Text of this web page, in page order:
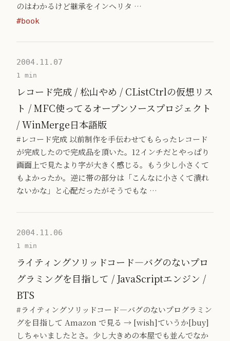
のはわかるけど継承をインヘリタ …
#book
2004.11.07
1 min
レコード完成 / 松山やめ / CListCtrlの仮想リス
ト / MFC使ってるオープンソースプロジェクト
/ WinMerge日本語版
#レコード完成 以前制作を手伝わせてもらったレコード
が完成したので完成品を頂いた。12インチだとやっぱり
画面上で見たより字が大きく感じる。もう少し小さくて
もよかったか。逆に帯の部分は「こんなに小さくて潰れ
ないかな」と心配だったがそうでもな …
2004.11.06
1 min
ライティングソリッドコード―バグのないプロ
グラミングを目指して / JavaScriptエンジン /
BTS
#ライティングソリッドコード―バグのないプログラミン
グを目指して Amazon で見る → [wish]ていうか[buy]
しちゃいましたとさ。少し大きめの本屋でも並んでなか